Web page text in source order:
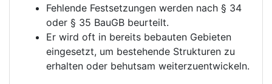
Fehlende Festsetzungen werden nach § 34
oder § 35 BauGB beurteilt.
Er wird oft in bereits bebauten Gebieten
eingesetzt, um bestehende Strukturen zu
erhalten oder behutsam weiterzuentwickeln.